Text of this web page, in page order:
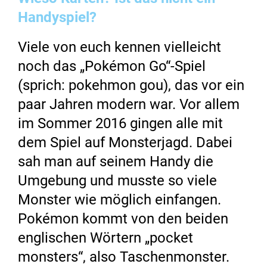
Handyspiel?
Viele von euch kennen vielleicht
noch das „Pokémon Go“-Spiel
(sprich: pokehmon gou), das vor ein
paar Jahren modern war. Vor allem
im Sommer 2016 gingen alle mit
dem Spiel auf Monsterjagd. Dabei
sah man auf seinem Handy die
Umgebung und musste so viele
Monster wie möglich einfangen.
Pokémon kommt von den beiden
englischen Wörtern „pocket
monsters“, also Taschenmonster.